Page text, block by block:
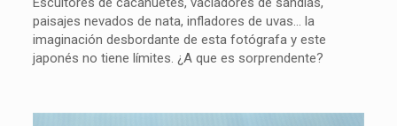
paisajes nevados de nata, infladores de uvas… la
imaginación desbordante de esta fotógrafa y este
japonés no tiene límites. ¿A que es sorprendente?